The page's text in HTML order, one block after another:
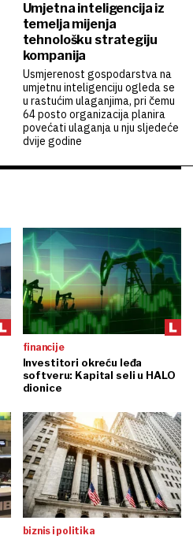
Umjetna inteligencija iz
temelja mijenja
tehnološku strategiju
kompanija
Usmjerenost gospodarstva na
umjetnu inteligenciju ogleda se
u rastućim ulaganjima, pri čemu
64 posto organizacija planira
povećati ulaganja u nju sljedeće
dvije godine
financije
Investitori okreću leđa
softveru: Kapital seli u HALO
dionice
biznis i politika